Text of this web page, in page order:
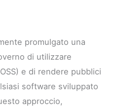
promulgato una
di utilizzare
e di rendere pubblici
software sviluppato
approccio,